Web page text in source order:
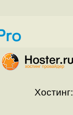
Хостинг: